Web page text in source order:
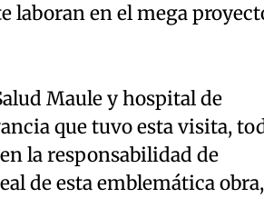
laboran en el mega
Maule y hospital de
que tuvo esta visita,
la responsabilidad de
de esta emblemática obra,